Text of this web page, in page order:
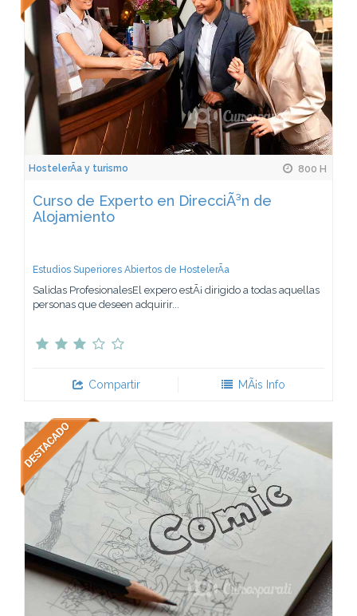
HostelerÃ­a y turismo 800 H
Curso de Experto en DirecciÃ³n de
Alojamiento
Estudios Superiores Abiertos de HostelerÃ­a
Salidas ProfesionalesEl expero estÃ¡ dirigido a todas aquellas
personas que deseen adquirir...
Compartir MÃ¡s Info